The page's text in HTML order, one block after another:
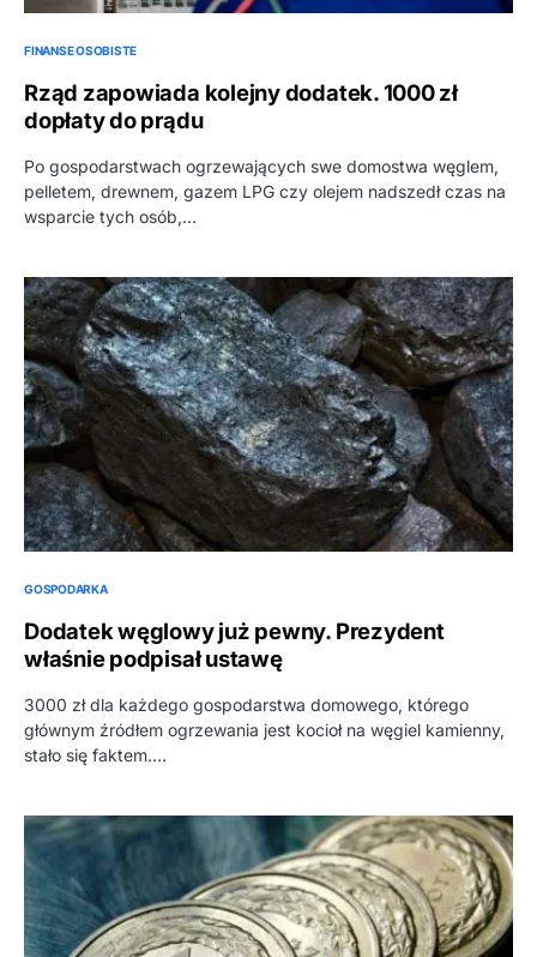
FINANSE OSOBISTE
Rząd zapowiada kolejny dodatek. 1000 zł
dopłaty do prądu
Po gospodarstwach ogrzewających swe domostwa węglem,
pelletem, drewnem, gazem LPG czy olejem nadszedł czas na
wsparcie tych osób,…
GOSPODARKA
Dodatek węglowy już pewny. Prezydent
właśnie podpisał ustawę
3000 zł dla każdego gospodarstwa domowego, którego
głównym źródłem ogrzewania jest kocioł na węgiel kamienny,
stało się faktem.…